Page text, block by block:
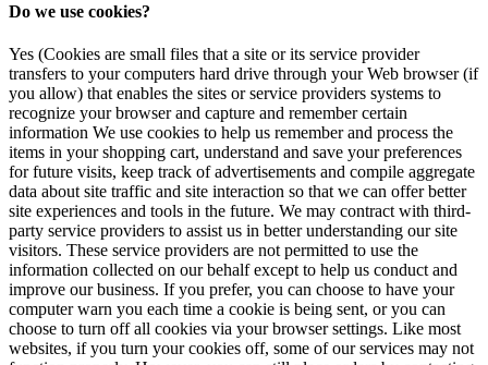
Do we use cookies?
Yes (Cookies are small files that a site or its service provider
transfers to your computers hard drive through your Web browser (if
you allow) that enables the sites or service providers systems to
recognize your browser and capture and remember certain
information We use cookies to help us remember and process the
items in your shopping cart, understand and save your preferences
for future visits, keep track of advertisements and compile aggregate
data about site traffic and site interaction so that we can offer better
site experiences and tools in the future. We may contract with third-
party service providers to assist us in better understanding our site
visitors. These service providers are not permitted to use the
information collected on our behalf except to help us conduct and
improve our business. If you prefer, you can choose to have your
computer warn you each time a cookie is being sent, or you can
choose to turn off all cookies via your browser settings. Like most
websites, if you turn your cookies off, some of our services may not